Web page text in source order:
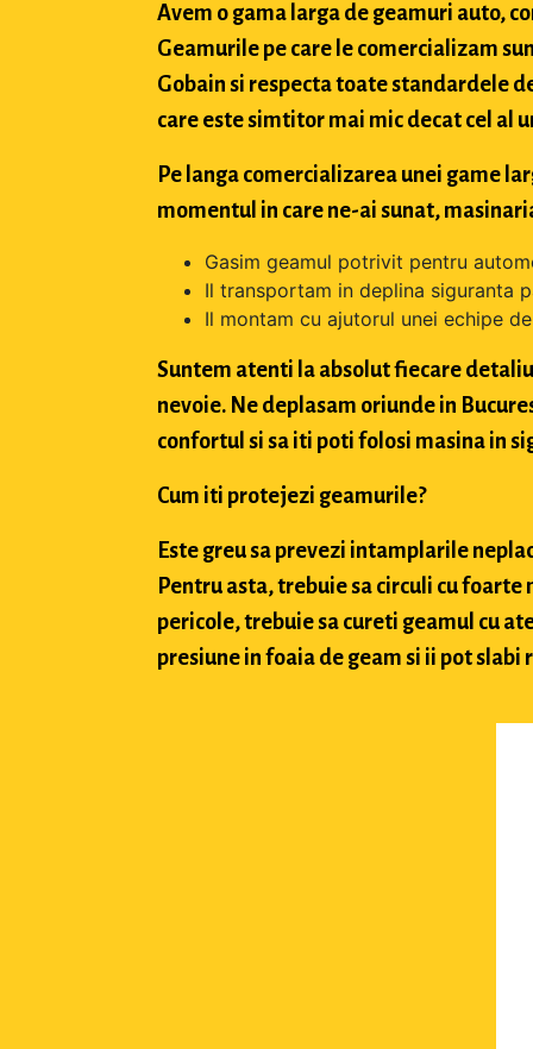
Avem o gama larga de geamuri auto,
Geamurile pe care le comercializam
Gobain si respecta toate standardele
care este simtitor mai mic decat cel al
Pe langa comercializarea unei game
momentul in care ne-ai sunat,
Gasim geamul potrivit pentru
Il transportam in deplina siguranta
Il montam cu ajutorul unei echipe
Suntem atenti la absolut fiecare
nevoie. Ne deplasam oriunde in
confortul si sa iti poti folosi masina in
Cum iti protejezi geamurile?
Este greu sa prevezi intamplarile
Pentru asta, trebuie sa circuli cu
pericole, trebuie sa cureti geamul cu
presiune in foaia de geam si ii pot slabi